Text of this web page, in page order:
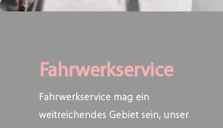
Fahrwerkservice
Fahrwerkservice mag ein
weitreichendes Gebiet sein, unser